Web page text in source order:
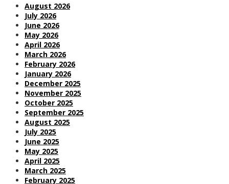
August 2026
July 2026
June 2026
May 2026
April 2026
March 2026
February 2026
January 2026
December 2025
November 2025
October 2025
September 2025
August 2025
July 2025
June 2025
May 2025
April 2025
March 2025
February 2025